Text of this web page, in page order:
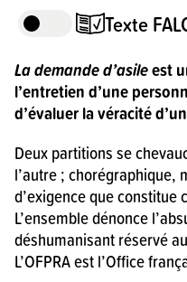
Texte
Quand une
elle doit faire
Elle est
Dans ce
il y a une
et une agente.
La demande d’asileest
l’entretien d’une
d’évaluer la véracité
Deux partitions se
l’autre ; chorégraphique,
d’exigence que
L’ensemble dénonce
déshumanisant réservé
L’OFPRA est l’Office